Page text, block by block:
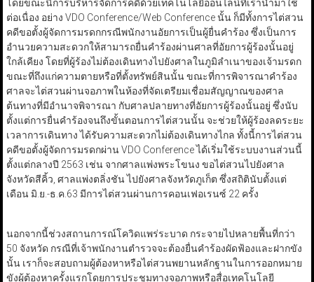
โดยขณะนี้การบริหารจัดการคดีด้วยเทคโนโลยีออนไลน์ที่เรานำมาใช้
ต่อเนื่อง อย่าง VDO Conference/Web Conference นั้น ก็มีทั้งการไต่สวน
คดีขอตั้งผู้จัดการมรดกกรณีพนักงานอัยการเป็นผู้ยื่นคำร้อง ซึ่งเป็นการ
อำนวยความสะดวกให้สามารถยื่นคำร้องผ่านศาลที่อัยการผู้ร้องนั้นอยู่
ใกล้เคียง โดยที่ผู้ร้องไม่ต้องเดินทางไปยังศาลในภูมิลำเนาของเจ้ามรดก
ขณะที่ถึงแก่ความตายหรือที่ตั้งทรัพย์สินนั้น ขณะที่การพิจารณาคำร้อง
ศาลจะไต่สวนผ่านจอภาพในห้องที่จัดเตรียมเชื่อมสัญญาณของศาล
ต้นทางที่มีอำนาจพิจารณา กับศาลปลายทางที่อัยการผู้ร้องนั้นอยู่ ซึ่งนับ
ตั้งแต่การยื่นคำร้องจนถึงขั้นตอนการไต่สวนนั้น จะช่วยให้ผู้ร้องลดระยะ
เวลาการเดินทาง ได้รับความสะดวกไม่ต้องเดินทางไกล ทั้งนี้การไต่สวน
คดีขอตั้งผู้จัดการมรดกผ่าน VDO Conference ได้เริ่มใช้ระบบงานส่วนนี้
ตั้งแต่กลางปี 2563 เช่น จากศาลแพ่งพระโขนง ขอไต่สวนไปยังศาล
จังหวัดสีคิ้ว, ศาลแพ่งตลิ่งชัน ไปยังศาลจังหวัดภูเก็ต ซึ่งสถิตินับตั้งแต่
เดือน มิ.ย.-ธ.ค.63 มีการไต่สวนผ่านการคอนเฟอเรนซ์ 22 ครั้ง
นอกจากนี้ช่วงสถานการณ์โควิดแพร่ระบาด กระจายไปหลายพื้นที่กว่า
50 จังหวัด กรณีที่เจ้าพนักงานตำรวจจะต้องยื่นคำร้องผัดฟ้องและฝากขัง
นั้น เราก็จะสอบถามผู้ต้องหาหรือไต่สวนพยานหลักฐานในการออกหมาย
ขังผู้ต้องหาครั้งแรกโดยการประชุมทางจอภาพหรือสื่อเทคโนโลยี